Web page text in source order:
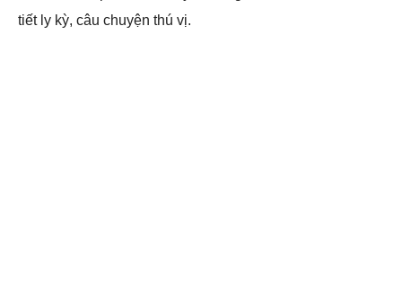
tiết ly kỳ, câu chuyện thú vị.